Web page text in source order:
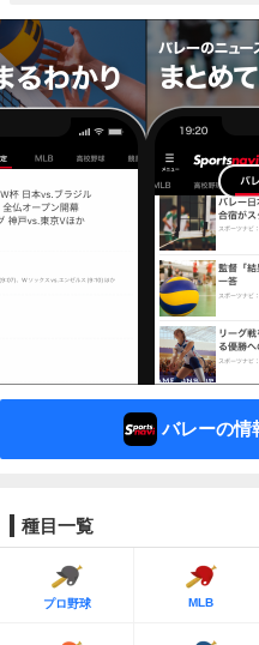
バレーの情
種目一覧
プロ野球 MLB